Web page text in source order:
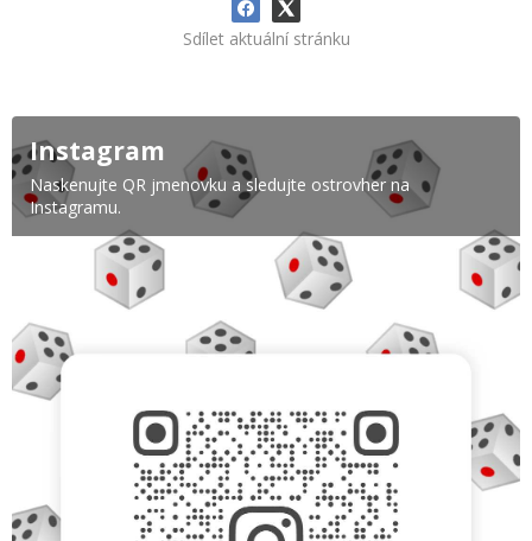
Sdílet aktuální stránku
Instagram
Naskenujte QR jmenovku a sledujte ostrovher na
Instagramu.